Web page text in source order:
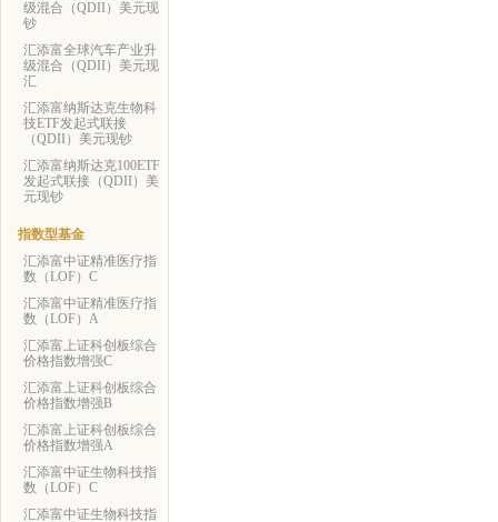
级混合（QDII）美元现
钞
汇添富全球汽车产业升
级混合（QDII）美元现
汇
汇添富纳斯达克生物科
技ETF发起式联接
（QDII）美元现钞
汇添富纳斯达克100ETF
发起式联接（QDII）美
元现钞
指数型基金
汇添富中证精准医疗指
数（LOF）C
汇添富中证精准医疗指
数（LOF）A
汇添富上证科创板综合
价格指数增强C
汇添富上证科创板综合
价格指数增强B
汇添富上证科创板综合
价格指数增强A
汇添富中证生物科技指
数（LOF）C
汇添富中证生物科技指